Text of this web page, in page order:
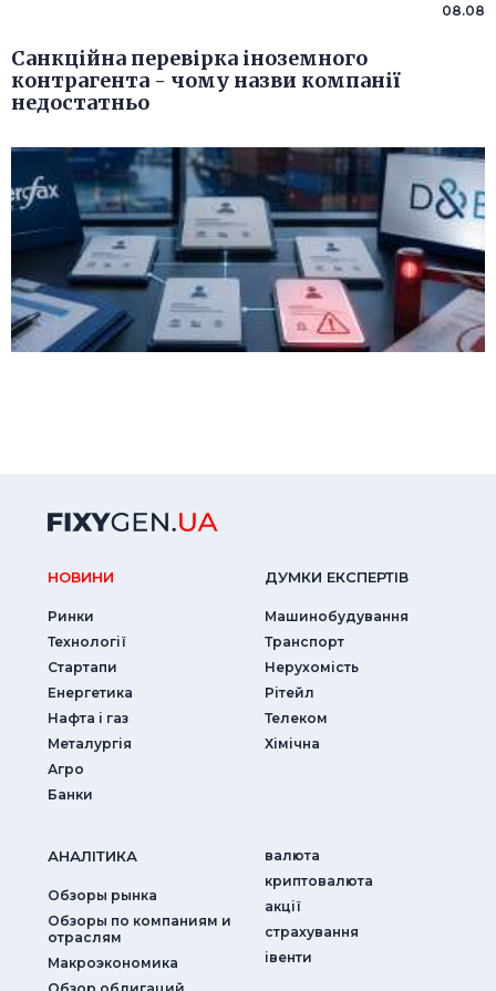
08.08
Санкційна перевірка іноземного
контрагента - чому назви компанії
недостатньо
НОВИНИ
Ринки
Технології
Стартапи
Енергетика
Нафта і газ
Металургія
Агро
Банки
ДУМКИ ЕКСПЕРТIВ
Машинобудування
Транспорт
Нерухомість
Рітейл
Телеком
Хімічна
АНАЛIТИКА
Обзоры рынка
Обзоры по компаниям и
отраслям
Макроэкономика
валюта
криптовалюта
акції
страхування
iвенти